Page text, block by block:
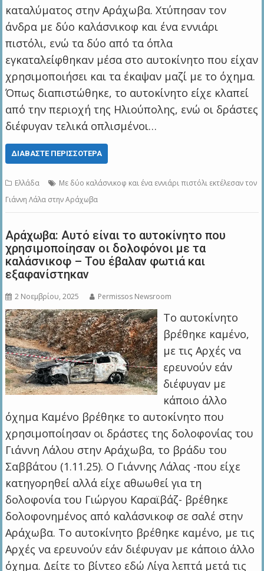
καταλύματος στην Αράχωβα. Χτύπησαν τον
άνδρα με δύο καλάσνικοφ και ένα εννιάρι
πιστόλι, ενώ τα δύο από τα όπλα
εγκαταλείφθηκαν μέσα στο αυτοκίνητο που είχαν
χρησιμοποιήσει και τα έκαψαν μαζί με το όχημα.
Όπως διαπιστώθηκε, το αυτοκίνητο είχε κλαπεί
από την περιοχή της Ηλιούπολης, ενώ οι δράστες
διέφυγαν τελικά οπλισμένοι…
ΔΙΑΒΆΣΤΕ ΠΕΡΙΣΣΌΤΕΡΑ
Ελλάδα
Με δύο καλάσνικοφ και ένα εννιάρι πιστόλι εκτέλεσαν τον
Γιάννη Λάλα στην Αράχωβα
Αράχωβα: Αυτό είναι το αυτοκίνητο που
χρησιμοποίησαν οι δολοφόνοι με τα
καλάσνικοφ – Του έβαλαν φωτιά και
εξαφανίστηκαν
2 Νοεμβρίου, 2025 Permissos Newsroom
Το αυτοκίνητο
βρέθηκε καμένο,
με τις Αρχές να
ερευνούν εάν
διέφυγαν με
κάποιο άλλο
όχημα Καμένο βρέθηκε το αυτοκίνητο που
χρησιμοποίησαν οι δράστες της δολοφονίας του
Γιάννη Λάλου στην Αράχωβα, το βράδυ του
Σαββάτου (1.11.25). Ο Γιάννης Λάλας -που είχε
κατηγορηθεί αλλά είχε αθωωθεί για τη
δολοφονία του Γιώργου Καραϊβάζ- βρέθηκε
δολοφονημένος από καλάσνικοφ σε σαλέ στην
Αράχωβα. Το αυτοκίνητο βρέθηκε καμένο, με τις
Αρχές να ερευνούν εάν διέφυγαν με κάποιο άλλο
όχημα. Δείτε το βίντεο εδώ Λίγα λεπτά μετά τις